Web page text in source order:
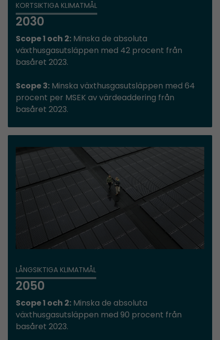
KORTSIKTIGA KLIMATMÅL
2030
Scope 1 och 2: Minska de absoluta
växthusgasutsläppen med 42 procent från
basåret 2023.
Scope 3: Minska växthusgasutsläppen med 64
procent per MSEK av värdeaddering från
basåret 2023.
LÅNGSIKTIGA KLIMATMÅL
2050
Scope 1 och 2: Minska de absoluta
växthusgasutsläppen med 90 procent från
basåret 2023.